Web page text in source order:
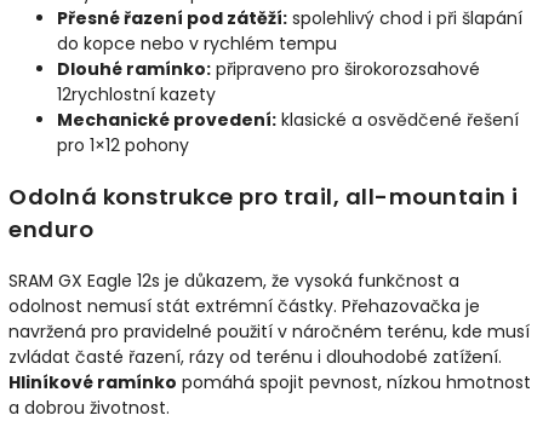
Přesné řazení pod zátěží: spolehlivý chod i při šlapání
do kopce nebo v rychlém tempu
Dlouhé ramínko: připraveno pro širokorozsahové
12rychlostní kazety
Mechanické provedení: klasické a osvědčené řešení
pro 1×12 pohony
Odolná konstrukce pro trail, all-mountain i
enduro
SRAM GX Eagle 12s je důkazem, že vysoká funkčnost a
odolnost nemusí stát extrémní částky. Přehazovačka je
navržená pro pravidelné použití v náročném terénu, kde musí
zvládat časté řazení, rázy od terénu i dlouhodobé zatížení.
Hliníkové ramínko pomáhá spojit pevnost, nízkou hmotnost
a dobrou životnost.